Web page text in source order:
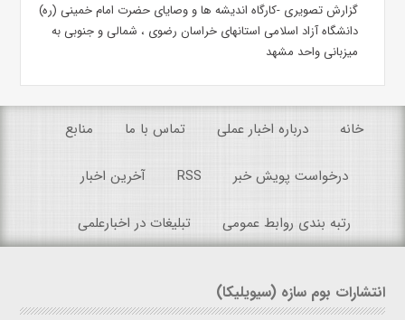
گزارش تصویری -کارگاه اندیشه ها و وصایای حضرت امام خمینی (ره)
دانشگاه آزاد اسلامی استانهای خراسان رضوی ، شمالی و جنوبی به
میزبانی واحد مشهد
خانه درباره اخبار عملی تماس با ما منابع
درخواست پویش خبر RSS آخرین اخبار
رتبه بندی روابط عمومی تبلیغات در اخبارعلمی
انتشارات بوم سازه (سیویلیکا)